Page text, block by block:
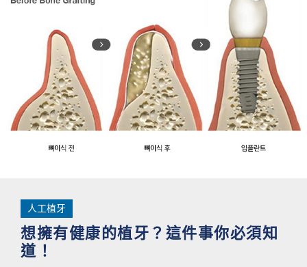
人工植牙
想擁有健康的植牙？這件事你必須知
道！